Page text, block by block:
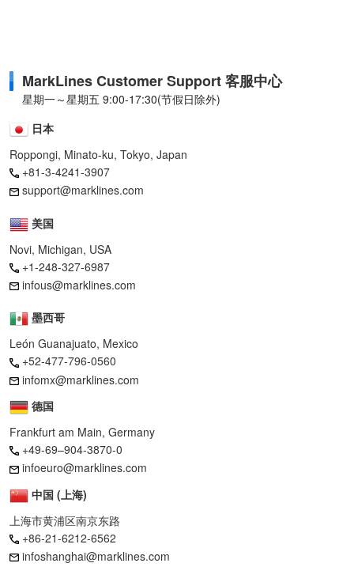
MarkLines Customer Support 客服中心
星期一～星期五 9:00-17:30(节假日除外)
日本
Roppongi, Minato-ku, Tokyo, Japan
+81-3-4241-3907
support@marklines.com
美国
Novi, Michigan, USA
+1-248-327-6987
infous@marklines.com
墨西哥
León Guanajuato, Mexico
+52-477-796-0560
infomx@marklines.com
德国
Frankfurt am Main, Germany
+49-69–904-3870-0
infoeuro@marklines.com
中国 (上海)
上海市黄浦区南京东路
+86-21-6212-6562
infoshanghai@marklines.com